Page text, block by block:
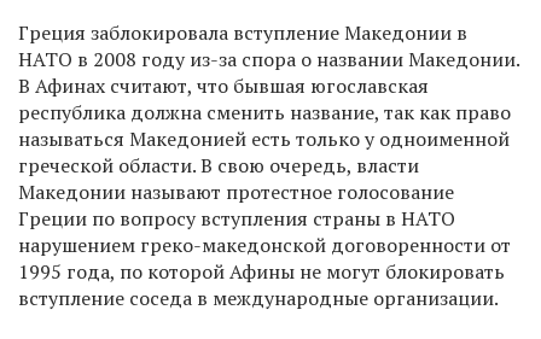
Греция заблокировала вступление Македонии в
НАТО в 2008 году из-за спора о названии Македонии.
В Афинах считают, что бывшая югославская
республика должна сменить название, так как право
называться Македонией есть только у одноименной
греческой области. В свою очередь, власти
Македонии называют протестное голосование
Греции по вопросу вступления страны в НАТО
нарушением греко-македонской договоренности от
1995 года, по которой Афины не могут блокировать
вступление соседа в международные организации.